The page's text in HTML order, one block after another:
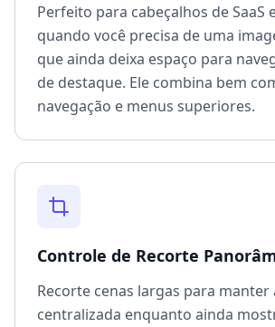
Perfeito para cabeçalhos de SaaS
quando você precisa de uma
que ainda deixa espaço para
de destaque. Ele combina bem
navegação e menus superiores.
Controle de Recorte
Recorte cenas largas para manter
centralizada enquanto ainda